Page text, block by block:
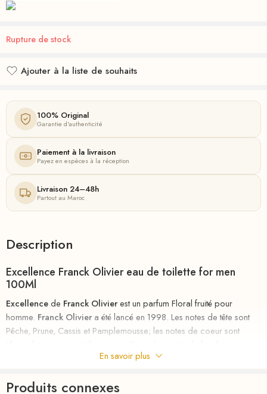
Rupture de stock
Ajouter à la liste de souhaits
100% Original
Garantie d'authenticité
Paiement à la livraison
Payez en espèces à la réception
Livraison 24–48h
Partout au Maroc
Description
Excellence Franck Olivier eau de toilette for men
100Ml
Excellencede Franck Olivierest un parfum Floral fruité pour
homme. Franck Olivier a été lancé en 1998. Les notes de tête sont
Pêche, Prune, Cassis et Pamplemousse; les notes de coeur sont
Vanille, Musc et Bois de santal.
riha.ma Description
En savoir plus
Produits connexes